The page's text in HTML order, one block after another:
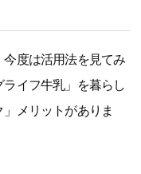
度は活用法を見てみ
イフ牛乳」を暮らし
メリットがありま